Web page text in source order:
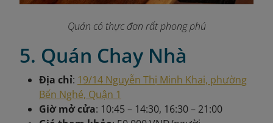
Quán có thực đơn rất phong phú
5. Quán Chay Nhà
Địa chỉ: 19/14 Nguyễn Thị Minh Khai, phường
Bến Nghé, Quận 1
Giờ mở cửa: 10:45 – 14:30, 16:30 – 21:00